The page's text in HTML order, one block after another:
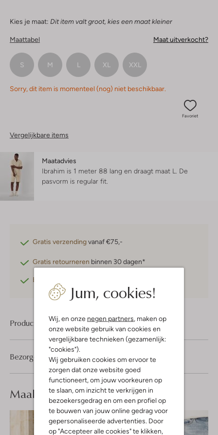
Jum, cookies!
Wij, en onze negen partners , maken op
onze website gebruik van cookies en
vergelijkbare technieken (gezamenlijk:
"cookies").
Wij gebruiken cookies om ervoor te
zorgen dat onze website goed
functioneert, om jouw voorkeuren op
te slaan, om inzicht te verkrijgen in
bezoekersgedrag en om een profiel op
te bouwen van jouw online gedrag voor
gepersonaliseerde advertenties. Door
op "Accepteer alle cookies" te klikken,
Kies je maat: Dit item valt groot, kies een maat kleiner
Maattabel Maat uitverkocht?
S M L XL XXL
Sorry, dit item is momenteel (nog) niet beschikbaar.
Favoriet
Vergelijkbare items
Maatadvies
Ibrahim is 1 meter 88 lang en draagt maat L. De
pasvorm is regular fit
Gratis verzendingvanaf €75,-
Gratis retourneren binnen 30 dagen*
Betaal achteraf
Product informatie
Bezorgen & retourneren
Maak jelook compleet